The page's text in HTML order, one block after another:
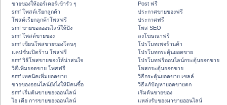
ขายของให้ออร์เดอร์เข้ารัว ๆ
smf โพสต์เรียกลูกค้า
โพสต์เรียกลูกค้าโพสฟรี
smf ขายของออนไลน์ให้ปัง
smf โพสต์ขายของ
smf เขียนโพสขายของโดนๆ
แคปชั่นเปิดร้าน โพสฟรี
smf วิธีโพสขายของให้น่าสนใจ
วิธีเพิ่มยอดขาย โพสฟรี
smf เทคนิคเพิ่มยอดขาย
ขายของออนไลน์ยังไงให้มีคนซื้อ
smf เริ่มต้นขายของออนไลน์
ไอ เดีย การขายของออนไลน์
Post ฟรี
ประกาศขายของฟรี
ประกาศฟรี
โพส SEO
ลงโฆษณาฟรี
โปรโมทเพจร้านค้า
โปรโมทกระตุ้นยอดขาย
โปรโมทฟรีออนไลน์กระตุ้นยอดขาย
โพสกระตุ้นยอดขาย
วิธีกระตุ้นยอดขาย เซลล์
วิธีแก้ปัญหายอดขายตก
เริ่มต้นขายของ
แหล่งรับของมาขายออนไลน์